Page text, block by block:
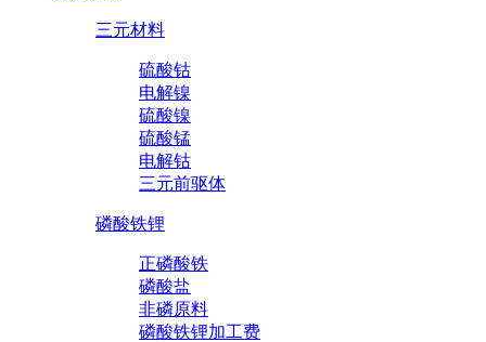
三元材料
硫酸钴
电解镍
硫酸镍
硫酸锰
电解钴
三元前驱体
磷酸铁锂
正磷酸铁
磷酸盐
非磷原料
磷酸铁锂加工费